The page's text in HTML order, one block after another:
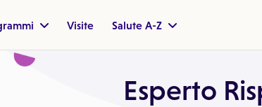
Visite Salute A-Z
Esperto